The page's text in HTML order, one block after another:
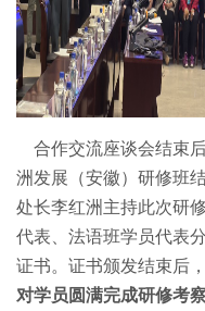
合作交流座谈会结束
洲发展（安徽）研修班
处长李红洲主持此次研
代表、法语班学员代表
证书。证书颁发结束后
对学员圆满完成研修考